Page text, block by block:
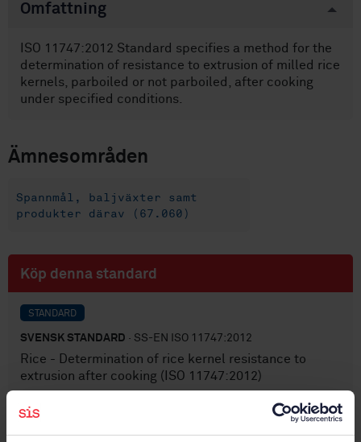
Omfattning
ISO 11747:2012 Standard specifies a method for the
determination of resistance to extrusion of milled rice
kernels, parboiled or not parboiled, after cooking
under specified conditions.
Ämnesområden
Spannmål, baljväxter samt
produkter därav (67.060)
Köp denna standard
STANDARD
SVENSK STANDARD · SS-EN ISO 11747:2012
Rice - Determination of rice kernel resistance to
extrusion after cooking (ISO 11747:2012)
Prenumerera på standarden - Läs mer